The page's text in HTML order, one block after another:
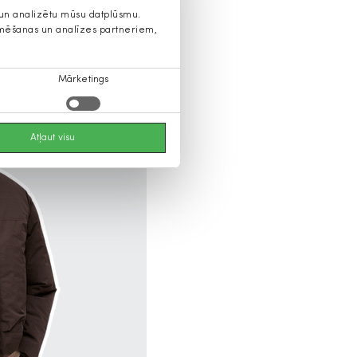
analizētu mūsu datplūsmu.
un analīzes partneriem,
Mārketings
Atļaut visu